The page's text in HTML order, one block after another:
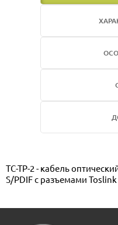
TC-TP-2 - кабель
S/PDIF с разъемами